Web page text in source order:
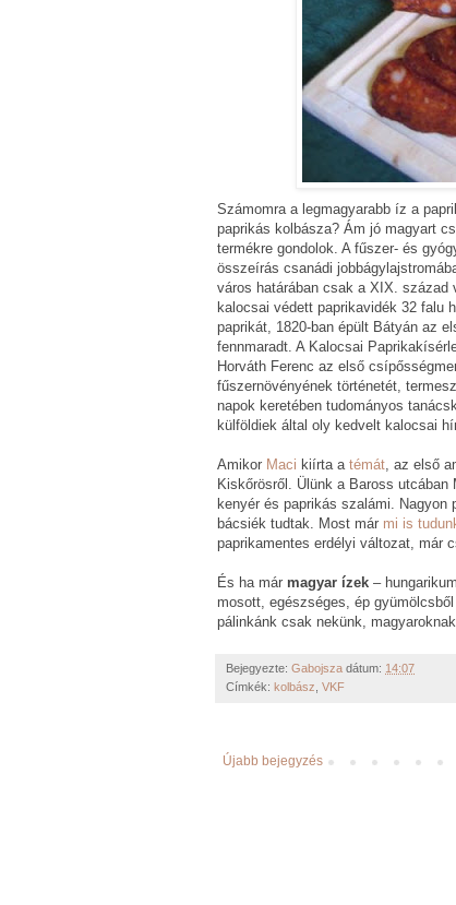
Számomra a legmagyarabb íz a
paprikás kolbásza? Ám jó magyart
termékre gondolok. A fűszer- és
összeírás csanádi
város határában csak a XIX. század
kalocsai védett paprikavidék 32 falu
paprikát, 1820-ban épült Bátyán az
fennmaradt. A Kalocsai
Horváth Ferenc az első
fűszernövényének történetét,
napok keretében tudományos
külföldiek által oly kedvelt kalocsai
Amikor Maci kiírta a témát , az első
Kiskőrösről. Ülünk a Baross
kenyér és paprikás szalámi.
bácsiék tudtak. Most már mi is
paprikamentes erdélyi változat, már
És ha már magyar ízek –
mosott, egészséges, ép
pálinkánk csak nekünk,
Bejegyezte: Gabojsza dátum: 14:07
Címkék: kolbász VKF
Újabb bejegyzés